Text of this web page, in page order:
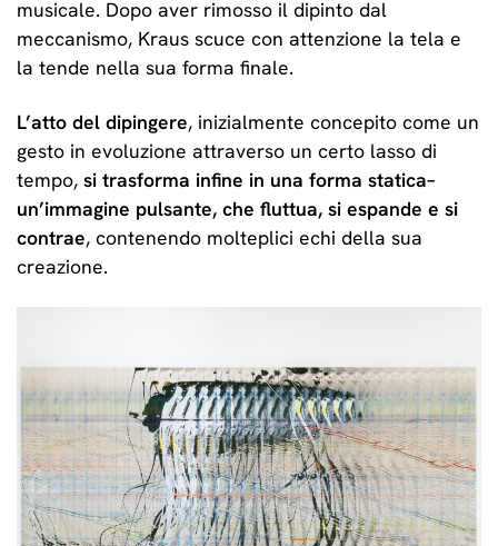
musicale. Dopo aver rimosso il dipinto dal
meccanismo, Kraus scuce con attenzione la tela e
la tende nella sua forma finale.
L’atto del dipingere, inizialmente concepito come un
gesto in evoluzione attraverso un certo lasso di
tempo, si trasforma infine in una forma statica–
un’immagine pulsante, che fluttua, si espande e si
contrae, contenendo molteplici echi della sua
creazione.